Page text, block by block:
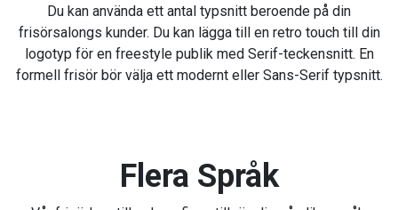
Du kan använda ett antal typsnitt beroende på din
frisörsalongs kunder. Du kan lägga till en retro touch till din
logotyp för en freestyle publik med Serif-teckensnitt. En
formell frisör bör välja ett modernt eller Sans-Serif typsnitt.
Flera Språk